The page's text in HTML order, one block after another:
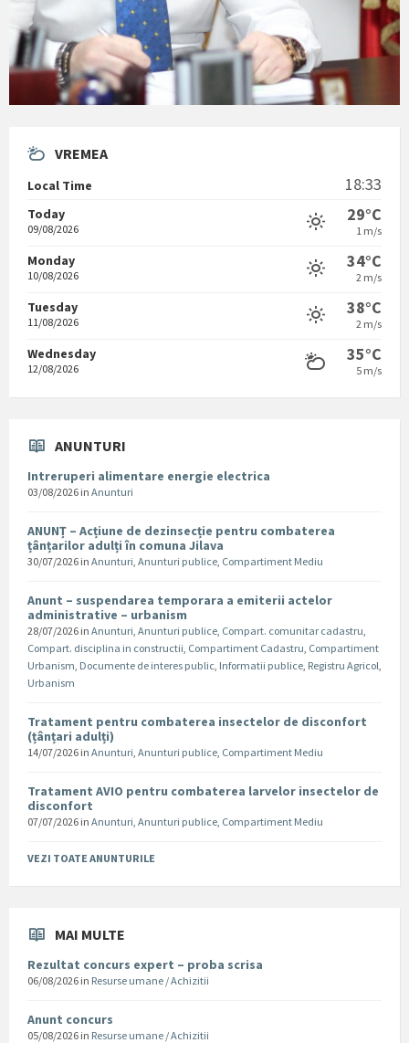
VREMEA
Local Time 18:33
Today
09/08/2026
29°C
1 m/s
Monday
10/08/2026
34°C
2 m/s
Tuesday
11/08/2026
38°C
2 m/s
Wednesday
12/08/2026
35°C
5 m/s
ANUNTURI
Intreruperi alimentare energie electrica
03/08/2026 in Anunturi
ANUNȚ – Acțiune de dezinsecție pentru combaterea
țânțarilor adulți în comuna Jilava
30/07/2026 in Anunturi, Anunturi publice, Compartiment Mediu
Anunt – suspendarea temporara a emiterii actelor
administrative – urbanism
28/07/2026 in Anunturi, Anunturi publice, Compart. comunitar cadastru,
Compart. disciplina in constructii, Compartiment Cadastru, Compartiment
Urbanism, Documente de interes public, Informatii publice, Registru Agricol,
Urbanism
Tratament pentru combaterea insectelor de disconfort
(țânțari adulți)
14/07/2026 in Anunturi, Anunturi publice, Compartiment Mediu
Tratament AVIO pentru combaterea larvelor insectelor de
disconfort
07/07/2026 in Anunturi, Anunturi publice, Compartiment Mediu
VEZI TOATE ANUNTURILE
MAI MULTE
Rezultat concurs expert – proba scrisa
06/08/2026 in Resurse umane / Achizitii
Anunt concurs
05/08/2026 in Resurse umane / Achizitii